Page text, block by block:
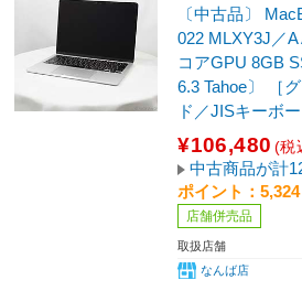
〔中古品〕
022 MLXY3J／
コアGPU 8GB
6.3 Tahoe〕 ［
ド／JISキーボー
¥106,480 (税
中古商品が計
ポイント：5,324
店舗併売品
取扱店舗
なんば店